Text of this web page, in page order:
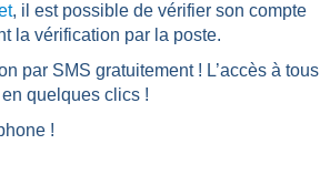
, il est possible de vérifier son compte
la vérification par la poste.
par SMS gratuitement ! L’accès à tous
quelques clics !
!